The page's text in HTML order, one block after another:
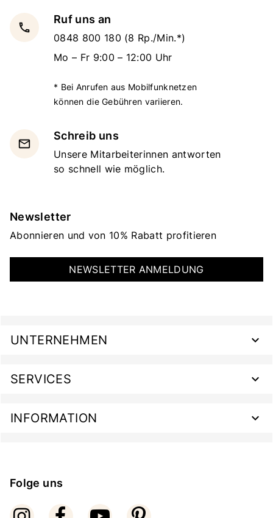
local_phone
Ruf uns an
0848 800 180 (8 Rp./Min.*)
Mo – Fr 9:00 – 12:00 Uhr
* Bei Anrufen aus Mobilfunknetzen
können die Gebühren variieren.
email
Schreib uns
Unsere Mitarbeiterinnen antworten
so schnell wie möglich.
Newsletter
Abonnieren und von 10% Rabatt profitieren
NEWSLETTER ANMELDUNG
UNTERNEHMEN
SERVICES
INFORMATION
Folge uns